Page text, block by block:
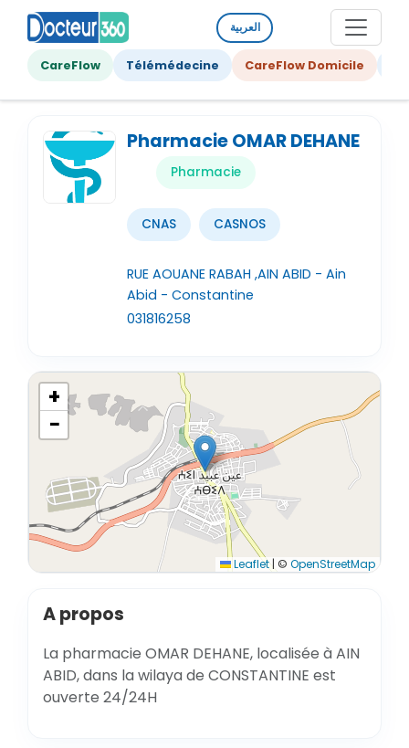
العربية
CareFlow Télémédecine CareFlow Domicile
Pharmacie OMAR DEHANE
Pharmacie
CNAS CASNOS
RUE AOUANE RABAH ,AIN ABID - Ain
Abid - Constantine
031816258
+
−
Leaflet| © OpenStreetMap
A propos
La pharmacie OMAR DEHANE, localisée à AIN
ABID, dans la wilaya de CONSTANTINE est
ouverte 24/24H